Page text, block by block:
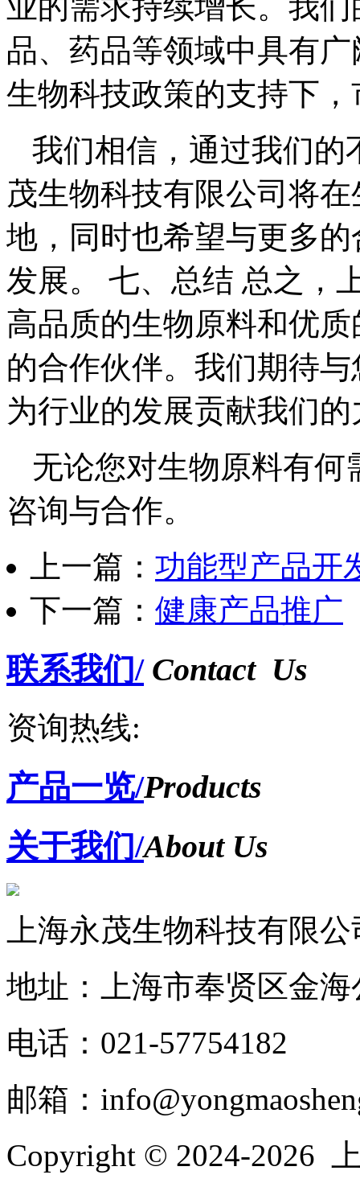
品、药品等领域中具有
生物科技政策的支持下
我们相信，通过我们的
茂生物科技有限公司将
地，同时也希望与更多
发展。 七、总结 总之，
高品质的生物原料和优
的合作伙伴。我们期待
为行业的发展贡献我们的
无论您对生物原料有
咨询与合作。
上一篇： 功能型产品开
下一篇： 健康产品推广
联系我们/ Contact Us
资询热线:
产品一览/Products
关于我们/About Us
上海永茂生物科技有限公
地址：上海市奉贤区金海
电话：021-57754182
邮箱：
Copyright © 2024-2026